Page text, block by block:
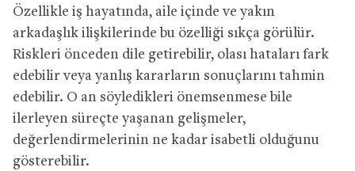
Özellikle iş hayatında, aile içinde ve yakın
arkadaşlık ilişkilerinde bu özelliği sıkça görülür.
Riskleri önceden dile getirebilir, olası hataları fark
edebilir veya yanlış kararların sonuçlarını tahmin
edebilir. O an söyledikleri önemsenmese bile
ilerleyen süreçte yaşanan gelişmeler,
değerlendirmelerinin ne kadar isabetli olduğunu
gösterebilir.